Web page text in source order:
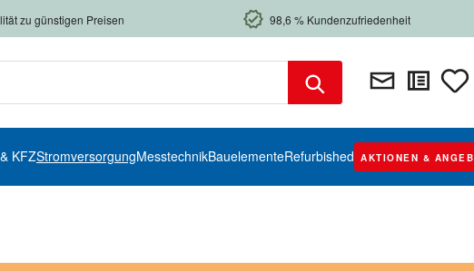
zu günstigen Preisen 98,6 % Kundenzufriedenheit
KFZStromversorgungMesstechnikBauelementeRefurbished AKTIONEN &